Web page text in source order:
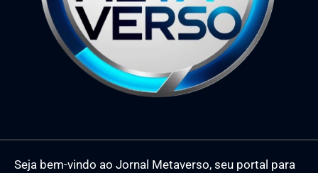
Seja bem-vindo ao Jornal Metaverso, seu portal para